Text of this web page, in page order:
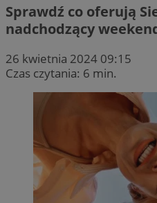
Sprawdź co oferują
nadchodzący
26 kwietnia 2024 09:15
Czas czytania: 6 min.